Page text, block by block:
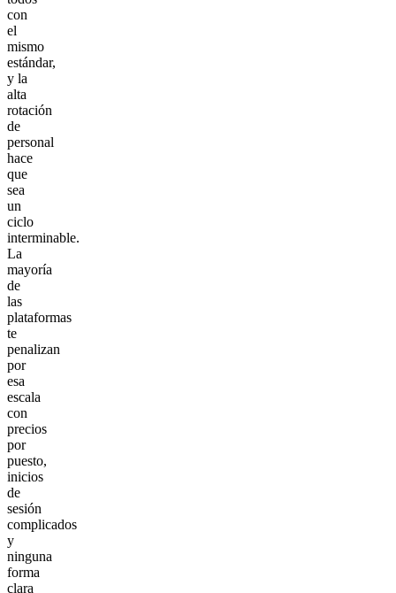
con
el
mismo
estándar,
y la
alta
rotación
de
personal
hace
que
sea
un
ciclo
interminable.
La
mayoría
de
las
plataformas
te
penalizan
por
esa
escala
con
precios
por
puesto,
inicios
de
sesión
complicados
y
ninguna
forma
clara